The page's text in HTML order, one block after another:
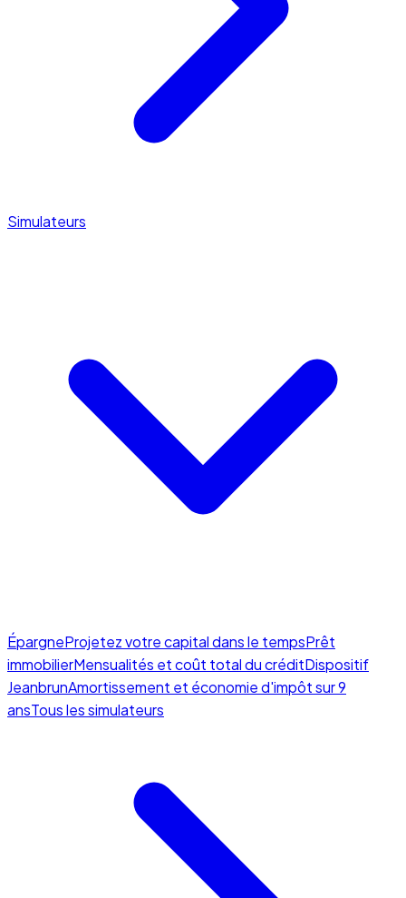
Simulateurs
ÉpargneProjetez votre capital dans le tempsPrêt
immobilierMensualités et coût total du créditDispositif
JeanbrunAmortissement et économie d'impôt sur 9
ansTous les simulateurs